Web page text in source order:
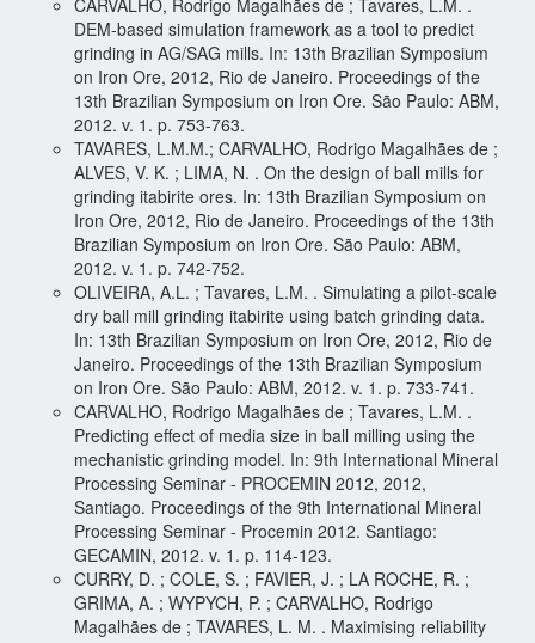
DEM-based simulation framework as a tool to predict
grinding in AG/SAG mills. In: 13th Brazilian Symposium
on Iron Ore, 2012, Rio de Janeiro. Proceedings of the
13th Brazilian Symposium on Iron Ore. São Paulo: ABM,
2012. v. 1. p. 753-763.
TAVARES, L.M.M.; CARVALHO, Rodrigo Magalhães de ;
ALVES, V. K. ; LIMA, N. . On the design of ball mills for
grinding itabirite ores. In: 13th Brazilian Symposium on
Iron Ore, 2012, Rio de Janeiro. Proceedings of the 13th
Brazilian Symposium on Iron Ore. São Paulo: ABM,
2012. v. 1. p. 742-752.
OLIVEIRA, A.L. ; Tavares, L.M. . Simulating a pilot-scale
dry ball mill grinding itabirite using batch grinding data.
In: 13th Brazilian Symposium on Iron Ore, 2012, Rio de
Janeiro. Proceedings of the 13th Brazilian Symposium
on Iron Ore. São Paulo: ABM, 2012. v. 1. p. 733-741.
CARVALHO, Rodrigo Magalhães de ; Tavares, L.M. .
Predicting effect of media size in ball milling using the
mechanistic grinding model. In: 9th International Mineral
Processing Seminar - PROCEMIN 2012, 2012,
Santiago. Proceedings of the 9th International Mineral
Processing Seminar - Procemin 2012. Santiago:
GECAMIN, 2012. v. 1. p. 114-123.
CURRY, D. ; COLE, S. ; FAVIER, J. ; LA ROCHE, R. ;
GRIMA, A. ; WYPYCH, P. ; CARVALHO, Rodrigo
Magalhães de ; TAVARES, L. M. . Maximising reliability